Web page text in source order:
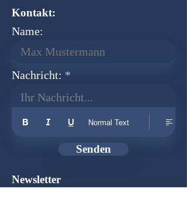
Kontakt:
Name:
Nachricht:
Ihr Nachricht...
Normal Text
Senden
Newsletter